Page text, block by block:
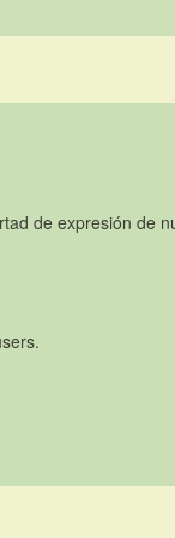
de expresión de